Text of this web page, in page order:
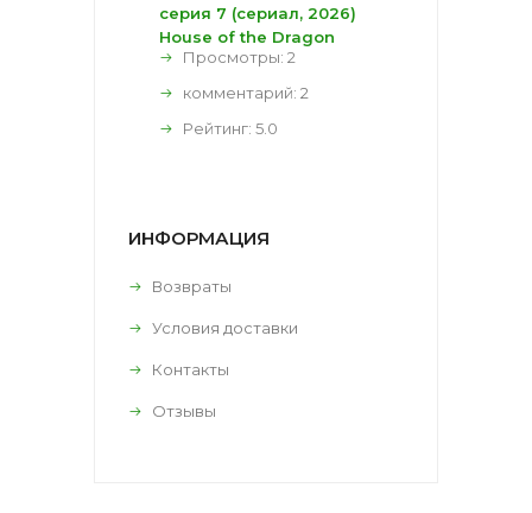
серия 7 (сериал, 2026)
House of the Dragon
Просмотры: 2
комментарий: 2
Рейтинг: 5.0
ИНФОРМАЦИЯ
Возвраты
Условия доставки
Контакты
Отзывы